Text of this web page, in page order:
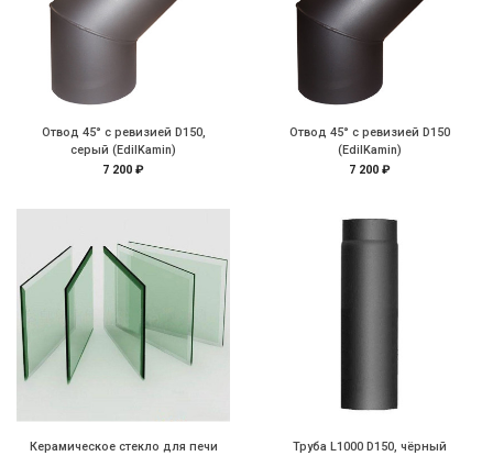
Отвод 45° с ревизией D150,
серый (EdilKamin)
7 200 ₽
Отвод 45° с ревизией D150
(EdilKamin)
7 200 ₽
Керамическое стекло для печи
Труба L1000 D150, чёрный